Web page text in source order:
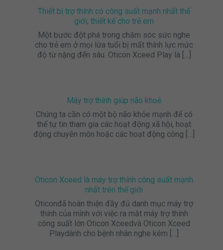
Thiết bị trợ thính có công suất mạnh nhất thế
giới, thiết kế cho trẻ em
Một bước đột phá trong chăm sóc sức nghe
cho trẻ em ở mọi lứa tuổi bị mất thính lực mức
độ từ nặng đến sâu. Oticon Xceed Play là […]
Máy trợ thính giúp não khoẻ
Chúng ta cần có một bộ não khỏe mạnh để có
thể tự tin tham gia các hoạt động xã hội, hoạt
động chuyên môn hoặc các hoạt động công […]
Oticon Xceed là máy trợ thính công suất mạnh
nhất trên thế giới
Oticonđã hoàn thiện đầy đủ danh mục máy trợ
thính của mình với việc ra mắt máy trợ thính
công suất lớn Oticon Xceedvà Oticon Xceed
Playdành cho bệnh nhân nghe kém […]